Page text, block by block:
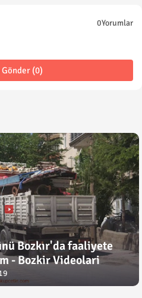
0Yorumlar
Gönder (0)
Bozkır'da faaliyete
- Bozkir Videolari